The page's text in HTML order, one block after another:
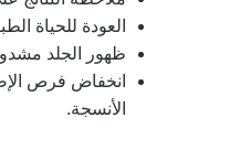
العودة للحياة
ظهور الجلد
انخفاض فرص
الأنسجة.